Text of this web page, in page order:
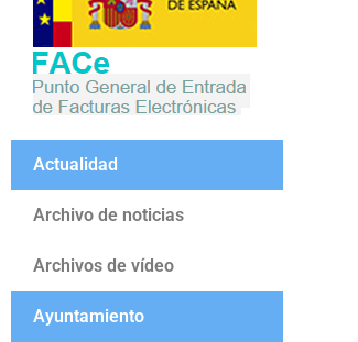
Actualidad
Archivo de noticias
Archivos de vídeo
Ayuntamiento